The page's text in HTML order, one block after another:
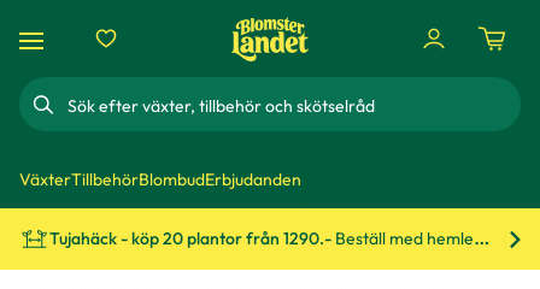
Sök
VäxterTillbehörBlombudErbjudanden
Tujahäck - köp 20 plantor från 1290.- Beställ med hemleverans!